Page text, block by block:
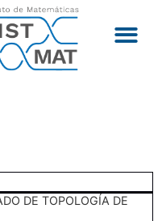
DE TOPOLOGÍA DE